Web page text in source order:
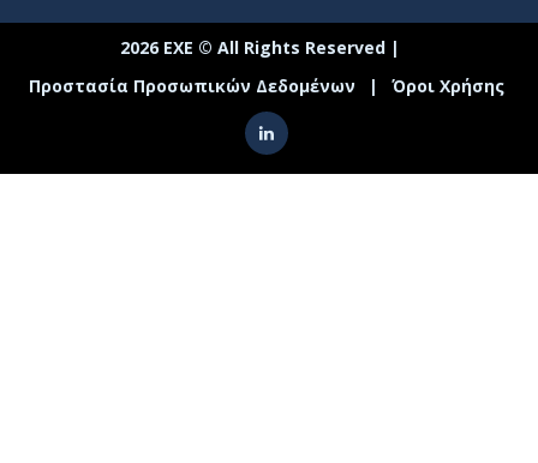
2026 ΕΧΕ © All Rights Reserved |
Προστασία Προσωπικών Δεδομένων
| Όροι Χρήσης